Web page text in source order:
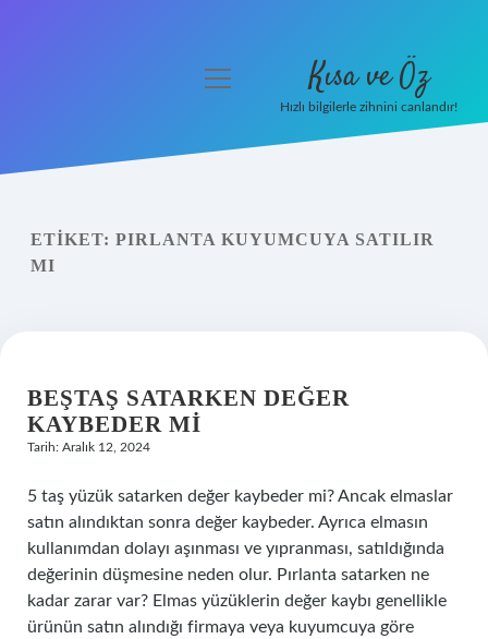
Yasal Uyarı
menüyü
Kısa ve Öz
Hızlı bilgilerle zihnini canlandır!
ETIKET: PIRLANTA KUYUMCUYA SATILIR
MI
BEŞTAŞ SATARKEN DEĞER
KAYBEDER MI
Tarih: Aralık 12, 2024
5 taş yüzük satarken değer kaybeder mi? Ancak elmaslar
satın alındıktan sonra değer kaybeder. Ayrıca elmasın
kullanımdan dolayı aşınması ve yıpranması, satıldığında
değerinin düşmesine neden olur. Pırlanta satarken ne
kadar zarar var? Elmas yüzüklerin değer kaybı genellikle
ürünün satın alındığı firmaya veya kuyumcuya göre